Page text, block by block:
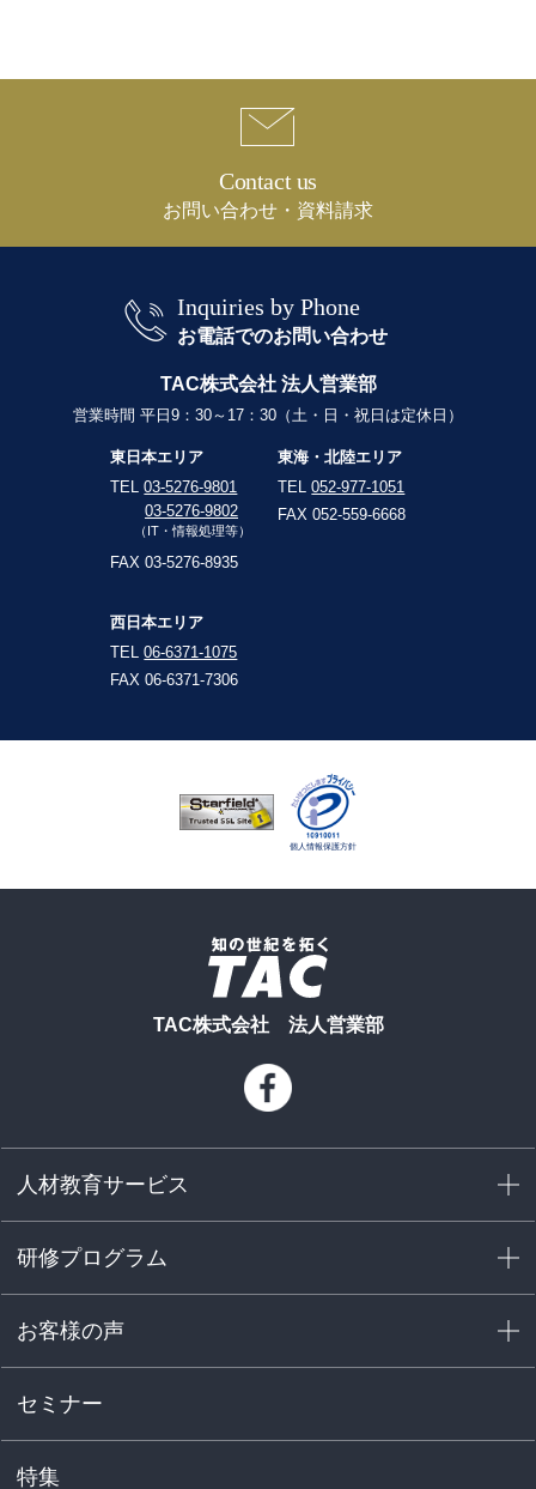
Contact us
お問い合わせ・資料請求
Inquiries by Phone
お電話でのお問い合わせ
TAC株式会社 法人営業部
営業時間 平日9：30～17：30（土・日・祝日は定休日）
東日本エリア
TEL03-5276-9801
03-5276-9802
（IT・情報処理等）
FAX 03-5276-8935
東海・北陸エリア
TEL052-977-1051
FAX 052-559-6668
西日本エリア
TEL06-6371-1075
FAX 06-6371-7306
TAC株式会社 法人営業部
人材教育サービス
研修プログラム
お客様の声
セミナー
特集